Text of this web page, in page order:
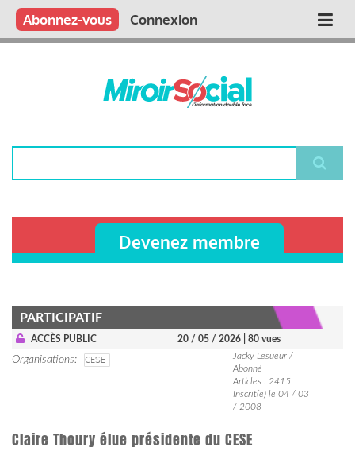
Aller
contenu
Main
Qui sommes nous ?
Vous publiez
Nous publions
Contactez-nous
Abonnez-vous Connexion
Devenez membre
PARTICIPATIF
ACCÈS PUBLIC 20 / 05 / 2026 | 80 vues
Organisations CESE
Jacky Lesueur /
Abonné
Articles : 2415
Inscrit(e) le 04 / 03
/ 2008
Claire Thoury élue présidente du CESE